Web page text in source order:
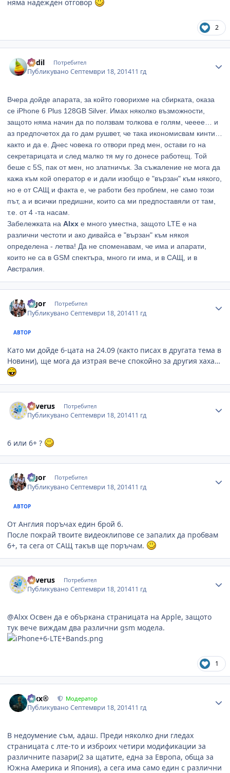
няма надежден отговор
2
dedil Потребител
ПубликуваноСептември 18, 201411 гд
Вчера дойде апарата, за който говорихме на сбирката, оказа
се iPhone 6 Plus 128GB Silver. Имах няколко възможности,
защото няма начин да по ползвам толкова е голям, чееее… и
аз предпочетох да го дам рушвет, че така икономисвам кинти…
както и да е. Днес човека го отвори пред мен, остави го на
секретарицата и след малко тя му го донесе работещ. Той
беше с 5S, пак от мен, но златничък. За съжаление не мога да
кажа към кой оператор е и дали изобщо е "вързан" към някого,
но е от САЩ и факта е, че работи без проблем, не само този
път, а и всички предишни, които са ми предпоставяли от там,
т.е. от 4 -та насам.
Забележката на Alxx е много уместна, защото LTE е на
различни честоти и ако дивайса е "вързан" към някоя
определена - летва! Да не споменавам, че има и апарати,
които не са в GSM спектъра, много ги има, и в САЩ, и в
Австралия.
algor Потребител
ПубликуваноСептември 18, 201411 гд
АВТОР
Като ми дойде 6-цата на 24.09 (както писах в другата тема в
Новини), ще мога да изтрая вече спокойно за другия хаха…
Severus Потребител
ПубликуваноСептември 18, 201411 гд
6 или 6+ ?
algor Потребител
ПубликуваноСептември 18, 201411 гд
АВТОР
От Англия поръчах един брой 6.
После покрай твоите видеоклипове се запалих да пробвам
6+, та сега от САЩ такъв ще поръчам.
Severus Потребител
ПубликуваноСептември 18, 201411 гд
@Alxx Освен да е объркана страницата на Apple, защото
тук вече виждам два различни gsm модела.
1
Alxx® Модератор
ПубликуваноСептември 18, 201411 гд
В недоумение съм, адаш. Преди няколко дни гледах
страницата с лте-то и изброих четири модификации за
различните пазари(2 за щатите, една за Европа, обща за
Южна Америка и Япония), а сега има само един с различни